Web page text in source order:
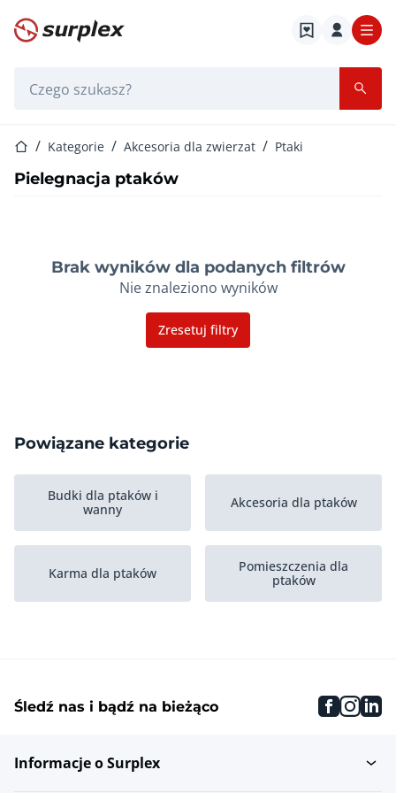
Strona główna
Strona główna
Kategorie Akcesoria dla zwierzat Ptaki
Pielegnacja ptaków
Brak wyników dla podanych filtrów
Nie znaleziono wyników
Zresetuj filtry
Powiązane kategorie
Budki dla ptaków i
wanny
Akcesoria dla ptaków
Karma dla ptaków
Pomieszczenia dla
ptaków
Śledź nas i bądź na bieżąco
Informacje o Surplex